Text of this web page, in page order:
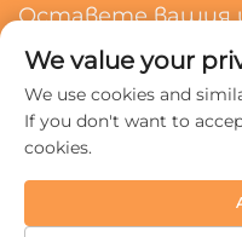
Оставете вашия
се свържем с вас
We value your
We use cookies and
If you don't want to
cookies.